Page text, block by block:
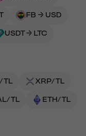
FB → USD
USDT → LTC
XRP/TL
TL ETH/TL